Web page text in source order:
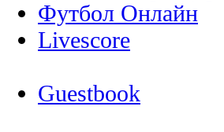
Футбол Онлайн
Livescore
Guestbook